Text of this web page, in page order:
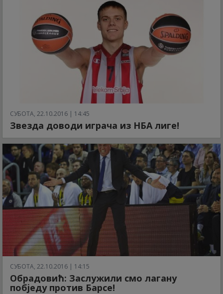
СУБОТА, 22.10.2016 | 14:45
Звезда доводи играча из НБА лиге!
СУБОТА, 22.10.2016 | 14:15
Обрадовић: Заслужили смо лагану
побједу против Барсе!